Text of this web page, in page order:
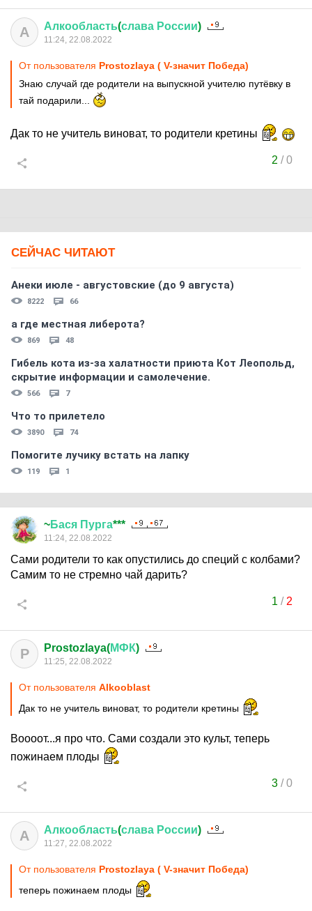
А Алкообласть(слава России)
11:24, 22.08.2022
От пользователя Prostozlaya ( V-значит Победа)
Знаю случай где родители на выпускной учителю путёвку в
тай подарили...
Дак то не учитель виноват, то родители кретины
2 /0
СЕЙЧАС ЧИТАЮТ
Анеки июле - августовские (до 9 августа)
8222 66
а где местная либерота?
869 48
Гибель кота из-за халатности приюта Кот Леопольд,
скрытиe информации и самолечение.
566 7
Что то прилетело
3890 74
Помогите лучику встать на лапку
119 1
~Бася Пурга***
11:24, 22.08.2022
Сами родители то как опустились до специй с колбами?
Самим то не стремно чай дарить?
1 / 2
P Prostozlaya(МФК)
11:25, 22.08.2022
От пользователя Alkooblast
Дак то не учитель виноват, то родители кретины
Воооот...я про что. Сами создали это культ, теперь
пожинаем плоды
3/0
А Алкообласть(слава России)
11:27, 22.08.2022
От пользователя Prostozlaya ( V-значит Победа)
теперь пожинаем плоды